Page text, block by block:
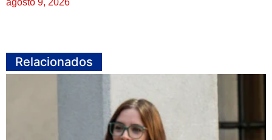
agosto 9, 2026
Relacionados